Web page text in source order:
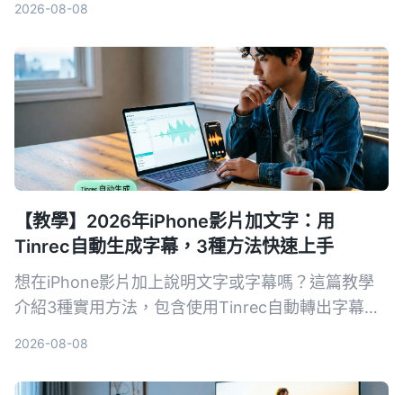
2026-08-08
【教學】2026年iPhone影片加文字：用
Tinrec自動生成字幕，3種方法快速上手
想在iPhone影片加上說明文字或字幕嗎？這篇教學
介紹3種實用方法，包含使用Tinrec自動轉出字幕再
2026-08-08